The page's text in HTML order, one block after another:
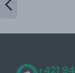
+421